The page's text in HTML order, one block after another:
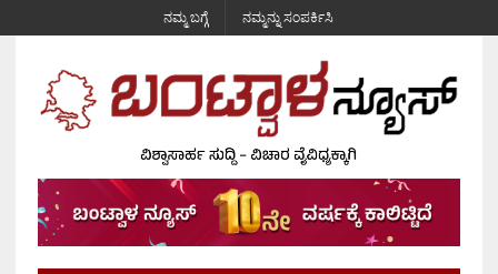
ನಮ್ಮ ಬಗ್ಗೆ ನಮ್ಮನ್ನು ಸಂಪರ್ಕಿಸಿ